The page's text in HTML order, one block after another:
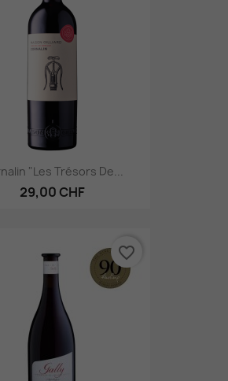
"Les Trésors De...
29,00 CHF
favorite_border